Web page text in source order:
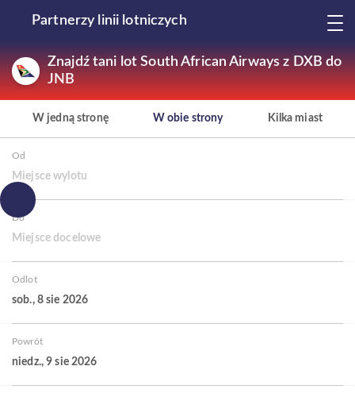
Partnerzy linii lotniczych
Znajdź tani lot South African Airways z DXB do
JNB
W jedną stronę W obie strony Kilka miast
Od
Miejsce wylotu
Do
Miejsce docelowe
Odlot
sob., 8 sie 2026
Powrót
niedz., 9 sie 2026